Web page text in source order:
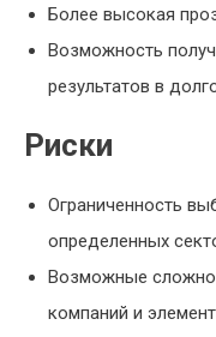
Более высокая
Возможность
результатов в
Риски
Ограниченность
определенных
Возможные
компаний и